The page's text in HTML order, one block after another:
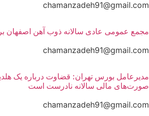
chamanzadeh91@gmail.com
مجمع عمومی عادی سالانه ذوب آهن اصفهان
chamanzadeh91@gmail.com
مدیرعامل بورس تهران: قضاوت درباره یک
صورت‌های مالی سالانه نادرست است
chamanzadeh91@gmail.com